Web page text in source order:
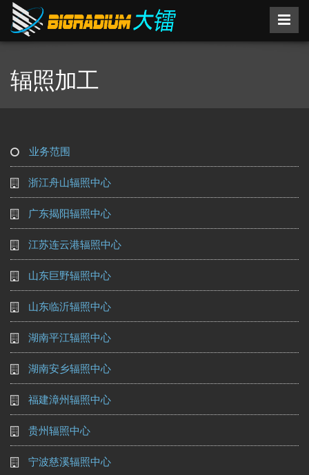
辐照加工
业务范围
浙江舟山辐照中心
广东揭阳辐照中心
江苏连云港辐照中心
山东巨野辐照中心
山东临沂辐照中心
湖南平江辐照中心
湖南安乡辐照中心
福建漳州辐照中心
贵州辐照中心
宁波慈溪辐照中心